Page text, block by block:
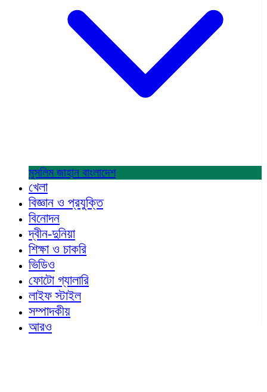
মুসলিম জাহান বাংলাদেশ
খেলা
বিজ্ঞান ও প্রযুক্তি
বিনোদন
দ্বীন-দুনিয়া
শিক্ষা ও চাকরি
ভিডিও
ফোটো গ্যালারি
লাইফ স্টাইল
সম্পাদকীয়
আরও